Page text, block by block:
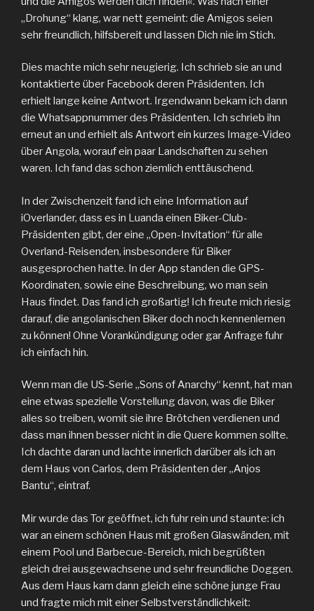
„Drohung“ klang, war nett gemeint: die Amigos seien
sehr freundlich, hilfsbereit und lassen Dich nie im Stich.
Dies machte mich sehr neugierig. Ich schrieb sie an und
kontaktierte über Facebook deren Präsidenten. Ich
erhielt lange keine Antwort. Irgendwann bekam ich dann
die Whatsappnummer des Präsidenten. Ich schrieb ihn
erneut an und erhielt als Antwort ein kurzes Image-Video
über Angola, worauf ein paar Landschaften zu sehen
waren. Ich fand das schon ziemlich enttäuschend.
In der Zwischenzeit fand ich eine Information auf
iOverlander, dass es in Luanda einen Biker-Club-
Präsidenten gibt, der eine „Open-Invitation“ für alle
Overland-Reisenden, insbesondere für Biker
ausgesprochen hatte. In der App standen die GPS-
Koordinaten, sowie eine Beschreibung, wo man sein
Haus findet. Das fand ich großartig! Ich freute mich riesig
darauf, die angolanischen Biker doch noch kennenlernen
zu können! Ohne Vorankündigung oder gar Anfrage fuhr
ich einfach hin.
Wenn man die US-Serie „Sons of Anarchy“ kennt, hat man
eine etwas spezielle Vorstellung davon, was die Biker
alles so treiben, womit sie ihre Brötchen verdienen und
dass man ihnen besser nicht in die Quere kommen sollte.
Ich dachte daran und lachte innerlich darüber als ich an
dem Haus von Carlos, dem Präsidenten der „Anjos
Bantu“, eintraf.
Mir wurde das Tor geöffnet, ich fuhr rein und staunte: ich
war an einem schönen Haus mit großen Glaswänden, mit
einem Pool und Barbecue-Bereich, mich begrüßten
gleich drei ausgewachsene und sehr freundliche Doggen.
Aus dem Haus kam dann gleich eine schöne junge Frau
und fragte mich mit einer Selbstverständlichkeit: